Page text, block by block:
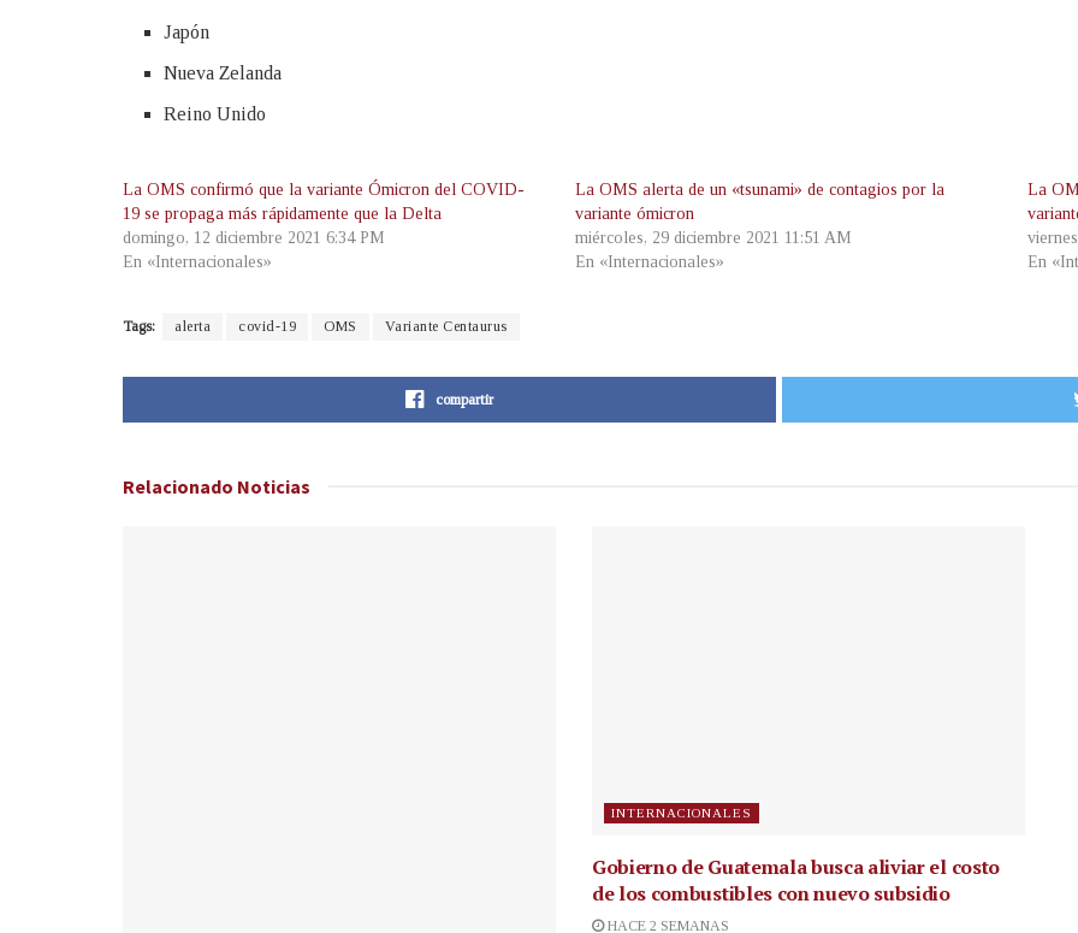
Japón
Nueva Zelanda
Reino Unido
La OMS confirmó que la variante Ómicron del COVID-
19 se propaga más rápidamente que la Delta
domingo, 12 diciembre 2021 6:34 PM
En «Internacionales»
La OMS alerta de un «tsunami» de contagios por la
variante ómicron
miércoles, 29 diciembre 2021 11:51 AM
En «Internacionales»
La
En
Tags: alerta covid-19 OMS Variante Centaurus
compartir
Relacionado Noticias
INTERNACIONALES
Gobierno de Guatemala busca aliviar el costo
de los combustibles con nuevo subsidio
HACE 2 SEMANAS